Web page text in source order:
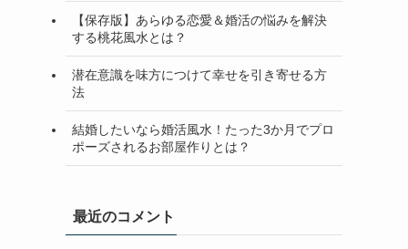
【保存版】あらゆる恋愛＆婚活の悩みを解決
する桃花風水とは？
潜在意識を味方につけて幸せを引き寄せる方
法
結婚したいなら婚活風水！たった3か月でプロ
ポーズされるお部屋作りとは？
最近のコメント